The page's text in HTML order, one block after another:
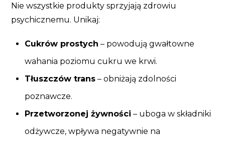
Nie wszystkie produkty sprzyjają zdrowiu
psychicznemu. Unikaj:
Cukrów prostych – powodują gwałtowne
wahania poziomu cukru we krwi.
Tłuszczów trans – obniżają zdolności
poznawcze.
Przetworzonej żywności – uboga w składniki
odżywcze, wpływa negatywnie na